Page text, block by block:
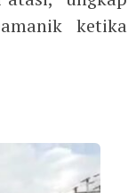
ketika